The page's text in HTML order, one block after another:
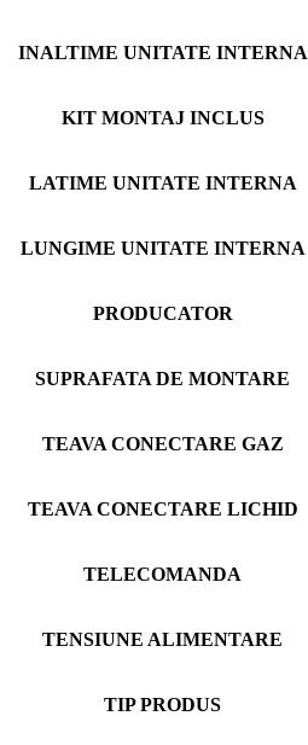
INALTIME UNITATE INTERNA
KIT MONTAJ INCLUS
LATIME UNITATE INTERNA
LUNGIME UNITATE INTERNA
PRODUCATOR
SUPRAFATA DE MONTARE
TEAVA CONECTARE GAZ
TEAVA CONECTARE LICHID
TELECOMANDA
TENSIUNE ALIMENTARE
TIP PRODUS